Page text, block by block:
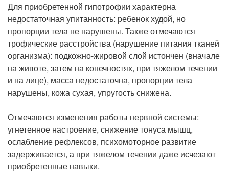
Для приобретенной гипотрофии характерна
недостаточная упитанность: ребенок худой, но
пропорции тела не нарушены. Также отмечаются
трофические расстройства (нарушение питания тканей
организма): подкожно-жировой слой истончен (вначале
на животе, затем на конечностях, при тяжелом течении
и на лице), масса недостаточна, пропорции тела
нарушены, кожа сухая, упругость снижена.
Отмечаются изменения работы нервной системы:
угнетенное настроение, снижение тонуса мышц,
ослабление рефлексов, психомоторное развитие
задерживается, а при тяжелом течении даже исчезают
приобретенные навыки.